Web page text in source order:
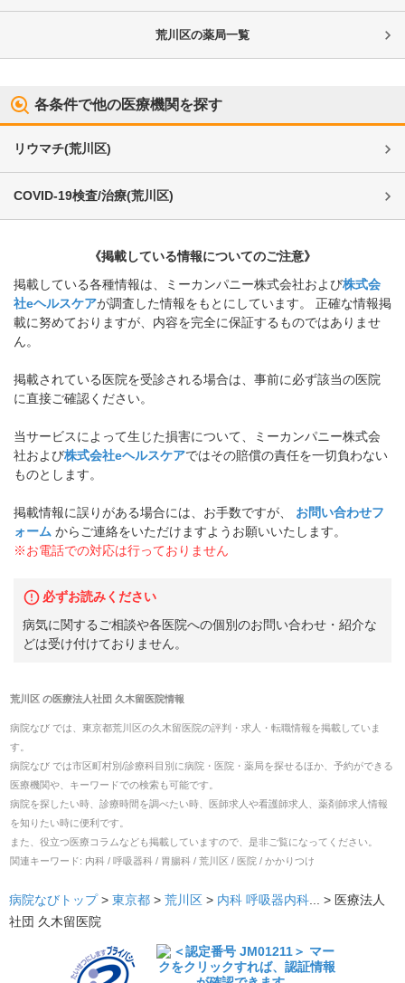
荒川区の薬局一覧
各条件で他の医療機関を探す
リウマチ(荒川区)
COVID-19検査/治療(荒川区)
《掲載している情報についてのご注意》
掲載している各種情報は、ミーカンパニー株式会社および株式会
社eヘルスケアが調査した情報をもとにしています。 正確な情報掲
載に努めておりますが、内容を完全に保証するものではありませ
ん。
掲載されている医院を受診される場合は、事前に必ず該当の医院
に直接ご確認ください。
当サービスによって生じた損害について、ミーカンパニー株式会
社および株式会社eヘルスケアではその賠償の責任を一切負わない
ものとします。
掲載情報に誤りがある場合には、お手数ですが、
お問い合わせフ
ォーム からご連絡をいただけますようお願いいたします。
※お電話での対応は行っておりません
必ずお読みください
病気に関するご相談や各医院への個別のお問い合わせ・紹介な
どは受け付けておりません。
荒川区の医療法人社団 久木留医院情報
病院なび では、 東京都荒川区の久木留医院の評判・求人・転職情報を掲載していま
す。
病院なび では市区町村別/診療科目別に病院・医院・薬局を探せるほか、予約ができる
医療機関や、キーワードでの検索も可能です。
病院を探したい時、診療時間を調べたい時、医師求人や看護師求人、薬剤師求人情報
を知りたい時に便利です。
また、役立つ医療コラムなども掲載していますので、是非ご覧になってください。
関連キーワード: 内科 / 呼吸器科 / 胃腸科 / 荒川区 / 医院 / かかりつけ
病院なびトップ> 東京都 > 荒川区 > 内科 呼吸器内科 ... > 医療法人
社団 久木留医院